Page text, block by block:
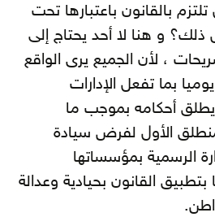
بالقانون باعتبارها تحت
ذلك؟ و هنا لا أحد يحتاج إلى
، لأن الجميع يرى الواقع
بما تفعل الإدارات
أحكامه بموجب ما
الأول لفرض سيادة
الرسمية بمؤسساتها
القانون بحيادية وعدالة